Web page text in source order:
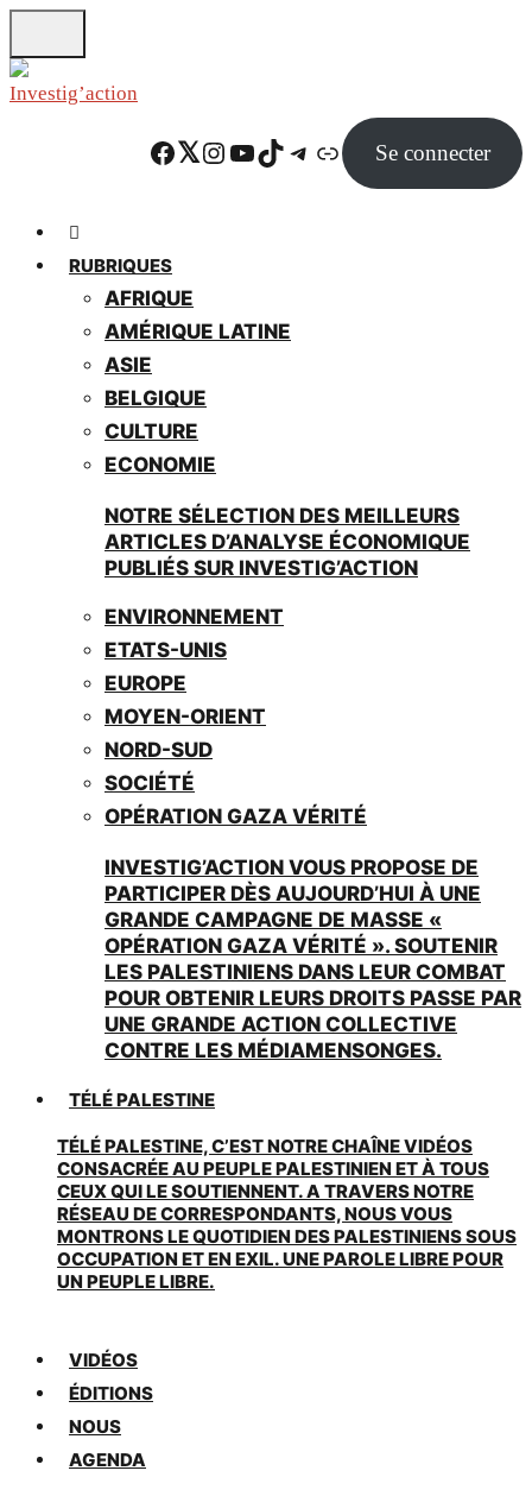
to
main
Facebook Twitter Instagram YouTube TikTok Telegram Lien Se connecter
RUBRIQUES
AFRIQUE
AMÉRIQUE LATINE
ASIE
BELGIQUE
CULTURE
ECONOMIE
NOTRE SÉLECTION DES MEILLEURS
ARTICLES D’ANALYSE ÉCONOMIQUE
PUBLIÉS SUR INVESTIG’ACTION
ENVIRONNEMENT
ETATS-UNIS
EUROPE
MOYEN-ORIENT
NORD-SUD
SOCIÉTÉ
OPÉRATION GAZA VÉRITÉ
INVESTIG’ACTION VOUS PROPOSE DE
PARTICIPER DÈS AUJOURD’HUI À UNE
GRANDE CAMPAGNE DE MASSE «
OPÉRATION GAZA VÉRITÉ ». SOUTENIR
LES PALESTINIENS DANS LEUR COMBAT
POUR OBTENIR LEURS DROITS PASSE PAR
UNE GRANDE ACTION COLLECTIVE
CONTRE LES MÉDIAMENSONGES.
TÉLÉ PALESTINE
TÉLÉ PALESTINE, C’EST NOTRE CHAÎNE VIDÉOS
CONSACRÉE AU PEUPLE PALESTINIEN ET À TOUS
CEUX QUI LE SOUTIENNENT. A TRAVERS NOTRE
RÉSEAU DE CORRESPONDANTS, NOUS VOUS
MONTRONS LE QUOTIDIEN DES PALESTINIENS SOUS
OCCUPATION ET EN EXIL. UNE PAROLE LIBRE POUR
UN PEUPLE LIBRE.
VIDÉOS
ÉDITIONS
NOUS
AGENDA